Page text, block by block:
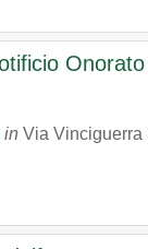
in Via Vinciguerra